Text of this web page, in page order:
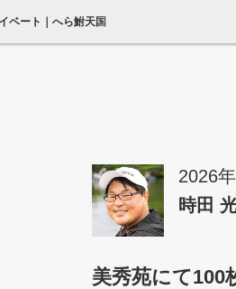
ベート｜へら鮒天国
2026
時田
美秀苑にて100